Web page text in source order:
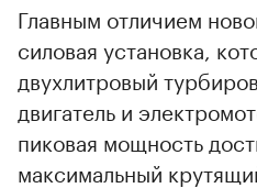
Главным отличием
силовая установка,
двухлитровый
двигатель и
пиковая мощность
максимальный